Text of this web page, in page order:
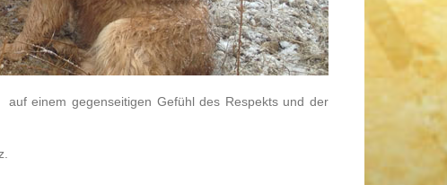
einem gegenseitigen Gefühl des Respekts und der